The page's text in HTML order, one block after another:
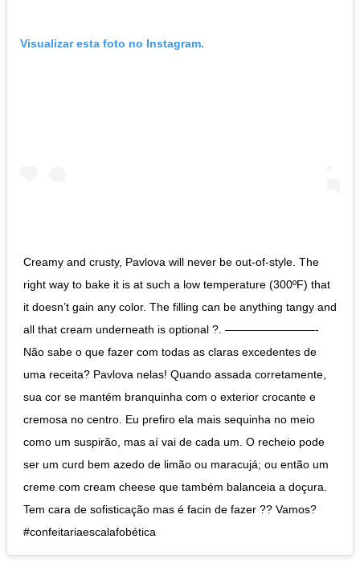
Visualizar esta foto no Instagram.
Creamy and crusty, Pavlova will never be out-of-style. The
right way to bake it is at such a low temperature (300ºF) that
it doesn’t gain any color. The filling can be anything tangy and
all that cream underneath is optional ?. ————————-
Não sabe o que fazer com todas as claras excedentes de
uma receita? Pavlova nelas! Quando assada corretamente,
sua cor se mantém branquinha com o exterior crocante e
cremosa no centro. Eu prefiro ela mais sequinha no meio
como um suspirão, mas aí vai de cada um. O recheio pode
ser um curd bem azedo de limão ou maracujá; ou então um
creme com cream cheese que também balanceia a doçura.
Tem cara de sofisticação mas é facin de fazer ?? Vamos?
#confeitariaescalafobética